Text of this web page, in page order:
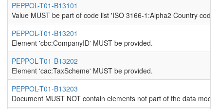
PEPPOL-T01-B13101
Value MUST be part of code list 'ISO 3166-1:Alpha2 Country
PEPPOL-T01-B13201
Element 'cbc:CompanyID' MUST be provided.
PEPPOL-T01-B13202
Element 'cac:TaxScheme' MUST be provided.
PEPPOL-T01-B13203
Document MUST NOT contain elements not part of the data